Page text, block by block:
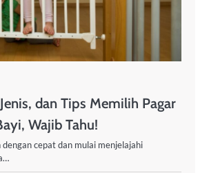
dan Tips Memilih Pagar
Wajib Tahu!
cepat dan mulai menjelajahi